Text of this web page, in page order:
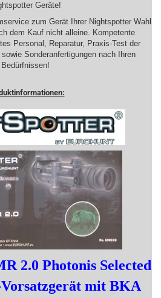
Geräte!
zum Gerät Ihrer Nightspotter Wahl
dem Kauf nicht alleine. Kompetente
Personal, Reparatur, Praxis-Test der
Sonderanfertigungen nach Ihren
Bedürfnissen!
2.0 Photonis Selected
mit BKA